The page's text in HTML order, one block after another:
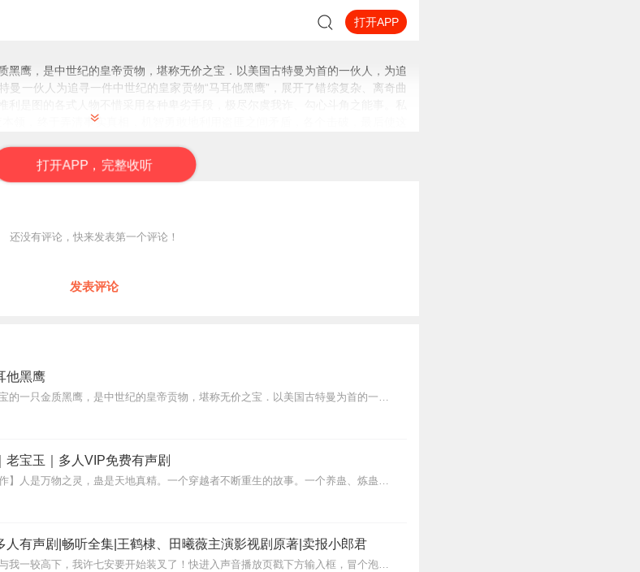
打开APP
黑鹰，是中世纪的皇帝贡物，堪称无价之宝．以美国古特曼为首的一伙人，为追
曼一伙人为追寻一件中世纪的皇家贡物“马耳他黑鹰”，展开了错综复杂、离奇曲
本领，终于弄清事实真相，机智勇敢地利用盗匪之间矛盾，各个击破，最后使这
破，最后使这伙罪犯全部落网
打开APP，完整收听
还没有评论，快来发表第一个评论！
发表评论
他黑鹰
马耳他岛精工制作、镶嵌名贵珠宝的一只金质黑鹰，是中世纪的皇帝贡物，堪称无价之宝．以美国古特曼为首的一伙人，为追寻这一宝物展开了离奇曲折的明抢暗盗。古特曼一伙人为...
宝玉｜多人VIP免费有声剧
内容简介【黑暗文反派流封神之作】人是万物之灵，蛊是天地真精。一个穿越者不断重生的故事。一个养蛊、炼蛊、用蛊的奇特世界。配音组（男角色）老宝玉旁白...
人有声剧|畅听全集|王鹤棣、田曦薇主演影视剧原著|卖报小郎君
【冒泡有奖】听说杨千幻那厮要与我一较高下，我许七安要开始装叉了！快进入声音播放页戳下方输入框，冒个泡偷偷告诉我，我要用哪些诗词才能胜过他？说得好的，有赏！202...